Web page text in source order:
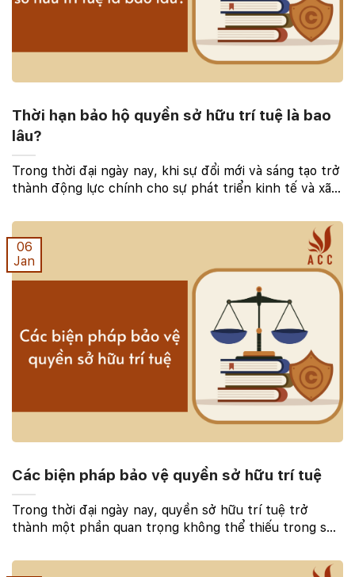
Thời hạn bảo hộ quyền sở hữu trí tuệ là bao
lâu?
Trong thời đại ngày nay, khi sự đổi mới và sáng tạo trở
thành động lực chính cho sự phát triển kinh tế và xã
trọng. Tuy nhiên, một trong những thách ...
06
Jan
Các biện pháp bảo vệ quyền sở hữu trí tuệ
Trong thời đại ngày nay, quyền sở hữu trí tuệ trở
thành một phần quan trọng không thể thiếu trong sự
tưởng và tài sản trí tuệ không chỉ là trách ...